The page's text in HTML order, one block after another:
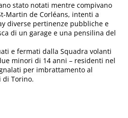
stato notati mentre compivano
Martin de Corléans, intenti a
diverse pertinenze pubbliche e
di un garage e una pensilina del
e fermati dalla Squadra volanti
minori di 14 anni – residenti nel
per imbrattamento al
Torino.